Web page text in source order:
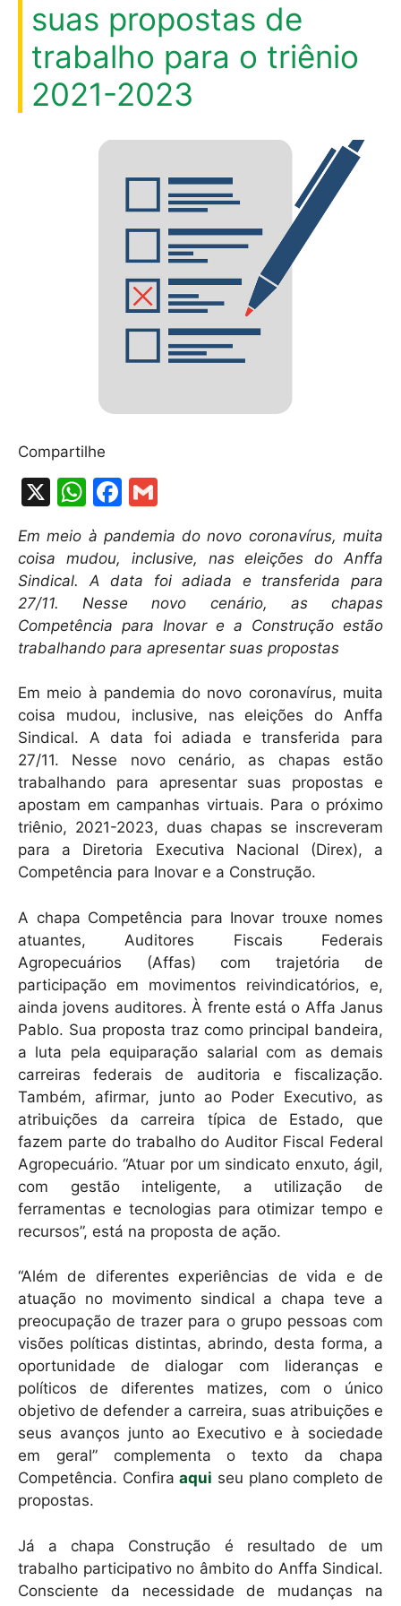
suas propostas de
trabalho para o triênio
2021-2023
Compartilhe
X
W
h
at
s
A
p
p
F
c
e
b
o
o
k
m
ai
l
Em meio à pandemia do novo coronavírus, muita
coisa mudou, inclusive, nas eleições do Anffa
Sindical. A data foi adiada e transferida para
27/11. Nesse novo cenário, as chapas
Competência para Inovar e a Construção estão
trabalhando para apresentar suas propostas
Em meio à pandemia do novo coronavírus, muita
coisa mudou, inclusive, nas eleições do Anffa
Sindical. A data foi adiada e transferida para
27/11. Nesse novo cenário, as chapas estão
trabalhando para apresentar suas propostas e
apostam em campanhas virtuais. Para o próximo
triênio, 2021-2023, duas chapas se inscreveram
para a Diretoria Executiva Nacional (Direx), a
Competência para Inovar e a Construção.
A chapa Competência para Inovar trouxe nomes
atuantes, Auditores Fiscais Federais
Agropecuários (Affas) com trajetória de
participação em movimentos reivindicatórios, e,
ainda jovens auditores. À frente está o Affa Janus
Pablo. Sua proposta traz como principal bandeira,
a luta pela equiparação salarial com as demais
carreiras federais de auditoria e fiscalização.
Também, afirmar, junto ao Poder Executivo, as
atribuições da carreira típica de Estado, que
fazem parte do trabalho do Auditor Fiscal Federal
Agropecuário. “Atuar por um sindicato enxuto, ágil,
com gestão inteligente, a utilização de
ferramentas e tecnologias para otimizar tempo e
recursos”, está na proposta de ação.
“Além de diferentes experiências de vida e de
atuação no movimento sindical a chapa teve a
preocupação de trazer para o grupo pessoas com
visões políticas distintas, abrindo, desta forma, a
oportunidade de dialogar com lideranças e
políticos de diferentes matizes, com o único
objetivo de defender a carreira, suas atribuições e
seus avanços junto ao Executivo e à sociedade
em geral” complementa o texto da chapa
Competência. Confiraaqui seu plano completo de
propostas.
Já a chapa Construção é resultado de um
trabalho participativo no âmbito do Anffa Sindical.
Consciente da necessidade de mudanças na